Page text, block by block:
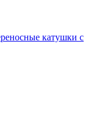
катушки с